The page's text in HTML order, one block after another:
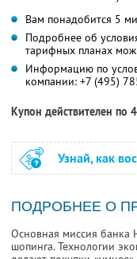
Вам понадобится 5
Подробнее об
тарифных планах
Информацию по
компании: +7 (495)
Купон действителен по
Узнай, как
ПОДРОБНЕЕ О
Основная миссия банка
шопинга. Технологии